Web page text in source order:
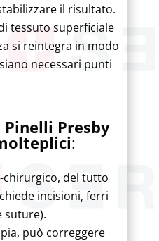
il risultato.
tessuto superficiale
si reintegra in modo
necessari punti
Presby
:
chirurgico, del tutto
incisioni, ferri
suture).
può correggere